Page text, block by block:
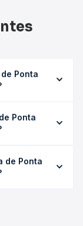
Ponta
variar
Ponta
152,09 e
o tipo de
de Ponta